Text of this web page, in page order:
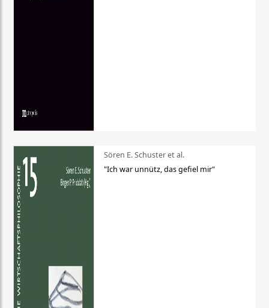
Sören E. Schuster et al.
"Ich war unnütz, das gefiel mir"